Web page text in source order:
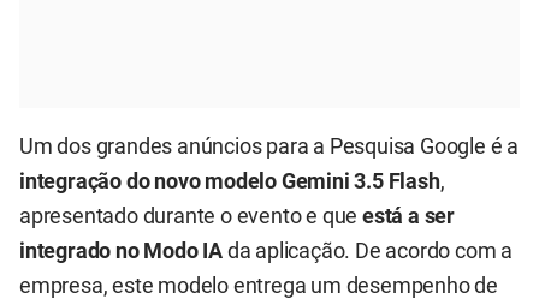
Um dos grandes anúncios para a Pesquisa Google é a
integração do novo modelo Gemini 3.5 Flash,
apresentado durante o evento e queestá a ser
integrado no Modo IA da aplicação. De acordo com a
empresa, este modelo entrega um desempenho de